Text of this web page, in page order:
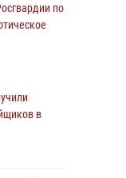
по
место на
в